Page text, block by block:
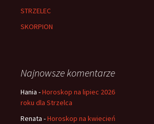
STRZELEC
SKORPION
Najnowsze komentarze
Hania -Horoskop na lipiec 2026
roku dla Strzelca
Renata -Horoskop na kwiecień